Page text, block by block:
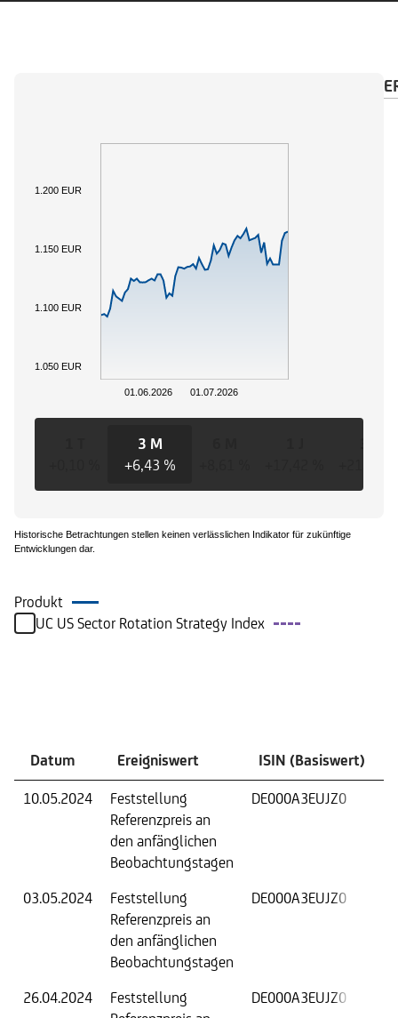
01.06.2026 01.07.2026
1.200 EUR
1.050 EUR
1.100 EUR
1.150 EUR
3 M
+6,43 %
Historische Betrachtungen stellen keinen verlässlichen Indikator für zukünftige
Entwicklungen dar.
Produkt
UC US Sector Rotation Strategy Index
Datum Ereigniswert ISIN (Basiswert)
10.05.2024
Feststellung
Referenzpreis an
den anfänglichen
Beobachtungstagen
DE000A3EUJZ0
03.05.2024
Feststellung
Referenzpreis an
den anfänglichen
Beobachtungstagen
DE000A3EUJZ0
26.04.2024
Feststellung
DE000A3EUJZ0